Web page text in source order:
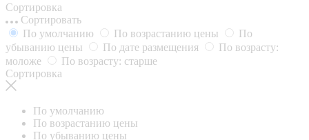
Сортировка
Сортировать
По умолчанию
По возрастанию цены
По
убыванию цены
По дате размещения
По возрасту:
моложе
По возрасту: старше
Сортировка
По умолчанию
По возрастанию цены
По убыванию цены